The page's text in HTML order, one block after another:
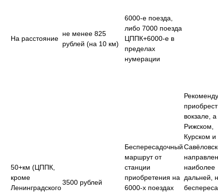
На расстояние
не менее 825
рублей (на 10 км)
6000-е поезда,
либо 7000 поезда
ЦППК+6000-е в
пределах
нумерации
50+км (ЦППК,
кроме
Ленинградского
3500 рублей
Беспересадочный
маршрут от
станции
приобретения на
6000-х поездах
вокзале,
Рижском,
Курском и
наиболее
дальней,